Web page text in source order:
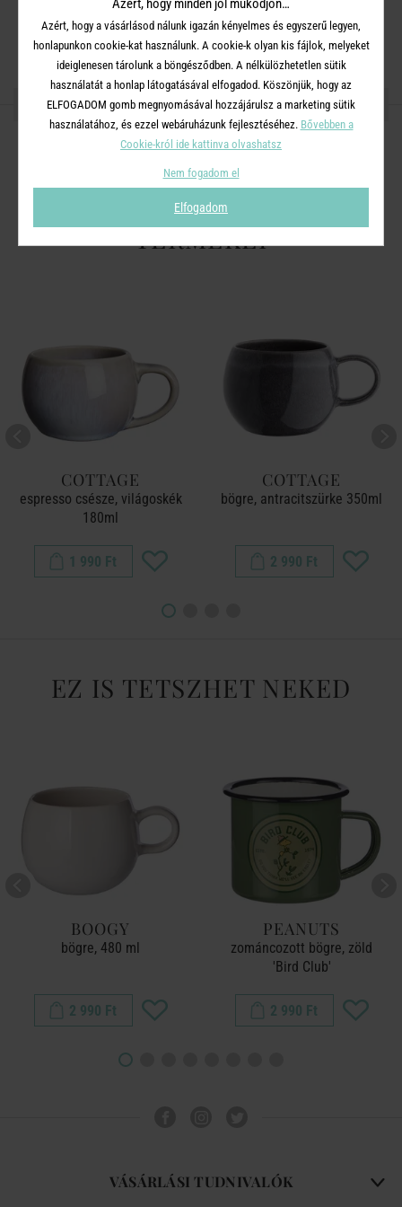
Mikrohullámú sütőben használható.
OSZD MEG MÁSOKKAL!
A TERMÉKCSALÁD TOVÁBBI
TERMÉKEI
COTTAGE
espresso csésze, világoskék
180ml
1 990 Ft
COTTAGE
bögre, antracitszürke 350ml
2 990 Ft
EZ IS TETSZHET NEKED
BOOGY
bögre, 480 ml
2 990 Ft
PEANUTS
zománcozott bögre, zöld
'Bird Club'
2 990 Ft
VÁSÁRLÁSI TUDNIVALÓK
Azért, hogy minden jól működjön…
Azért, hogy a vásárlásod nálunk igazán kényelmes és egyszerű legyen,
honlapunkon cookie-kat használunk. A cookie-k olyan kis fájlok, melyeket
ideiglenesen tárolunk a böngésződben. A nélkülözhetetlen sütik
használatát a honlap látogatásával elfogadod. Köszönjük, hogy az
ELFOGADOM gomb megnyomásával hozzájárulsz a marketing sütik
használatához, és ezzel webáruházunk fejlesztéséhez. Bővebben a
Cookie-król ide kattinva olvashatsz
Nem fogadom el
Elfogadom